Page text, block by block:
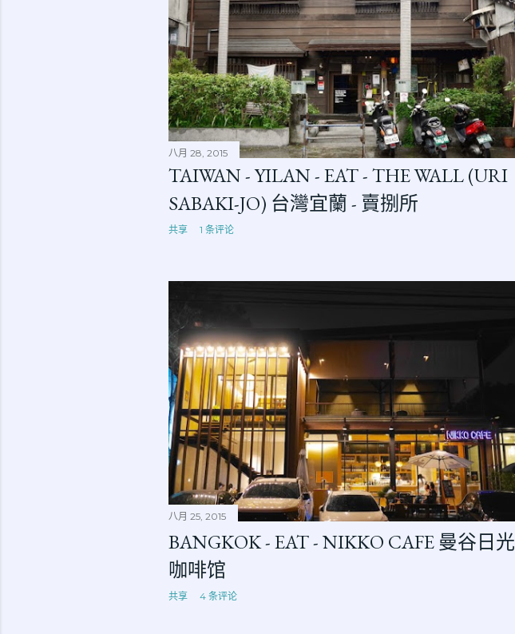
八月 28, 2015
TAIWAN - YILAN - EAT - THE WALL (URI
SABAKI-JO) 台灣宜蘭 - 賣捌所
共享 1 条评论
八月 25, 2015
BANGKOK - EAT - NIKKO CAFE 曼谷日光
咖啡馆
共享 4 条评论